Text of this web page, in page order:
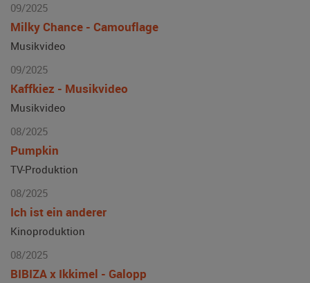
09/2025
Milky Chance - Camouflage
Musikvideo
09/2025
Kaffkiez - Musikvideo
Musikvideo
08/2025
Pumpkin
TV-Produktion
08/2025
Ich ist ein anderer
Kinoproduktion
08/2025
BIBIZA x Ikkimel - Galopp